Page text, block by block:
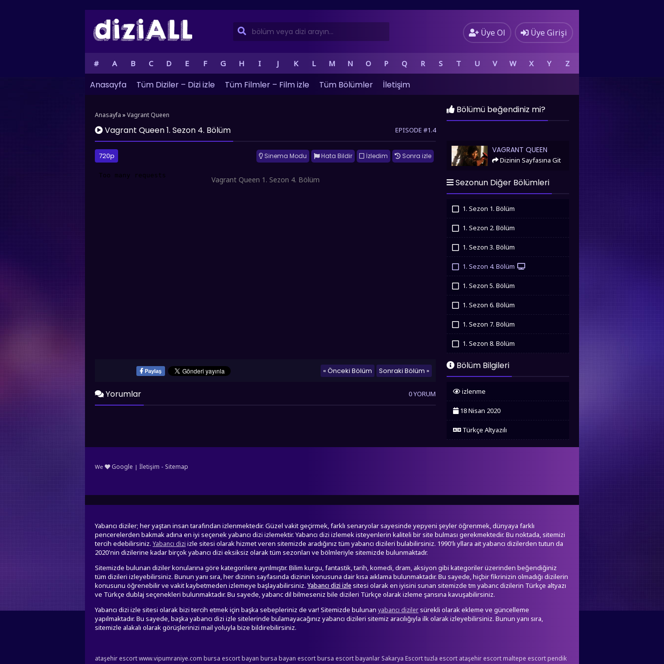
Üye Ol Üye Girişi
# A B C D E F G H I J K L M N O P Q R S T U V W X Y Z
Anasayfa Tüm Diziler – Dizi izle Tüm Filmler – Film izle Tüm Bölümler İletişim
Anasayfa »Vagrant Queen
Vagrant Queen 1. Sezon 4. Bölüm EPISODE #1.4
720p Sonra izle
İzledim
Hata Bildir
Sinema Modu
Vagrant Queen 1. Sezon 4. Bölüm
Paylaş Sonraki Bölüm »
« Önceki Bölüm
Bölümü beğendiniz mi?
Vagrant Queen VAGRANT QUEEN
Dizinin Sayfasına Git
Sezonun Diğer Bölümleri
1. Sezon 1. Bölüm
1. Sezon 2. Bölüm
1. Sezon 3. Bölüm
1. Sezon 4. Bölüm
1. Sezon 5. Bölüm
1. Sezon 6. Bölüm
1. Sezon 7. Bölüm
1. Sezon 8. Bölüm
İzledim
1. Sezon 9. Bölüm
İzledim
Bölüm Bilgileri
izlenme
18 Nisan 2020
Türkçe Altyazılı
Yorumlar 0 YORUM
We Google | İletişim - Sitemap
Yabancı diziler; her yaştan insan tarafından izlenmektedir. Güzel vakit geçirmek, farklı senaryolar sayesinde yepyeni şeyler öğrenmek, dünyaya farklı
pencerelerden bakmak adına en iyi seçenek yabancı dizi izlemektir. Yabancı dizi izlemek isteyenlerin kaliteli bir site bulması gerekmektedir. Bu noktada, sitemizi
tercih edebilirsiniz. Yabancı dizi izle sitesi olarak hizmet veren sitemizde aradığınız tüm yabancı dizileri bulabilirsiniz. 1990'lı yllara ait yabancı dizilerden tutun da
2020'nin dizilerine kadar birçok yabancı dizi eksiksiz olarak tüm sezonları ve bölmleriyle sitemizde bulunmaktadr.
Sitemizde bulunan diziler konularına göre kategorilere ayrılmıştır. Bilim kurgu, fantastik, tarih, komedi, dram, aksiyon gibi kategoriler üzerinden beğendiğiniz
tüm dizileri izleyebilirsiniz. Bunun yanı sıra, her dizinin sayfasında dizinin konusuna dair kısa aıklama bulunmaktadır. Bu sayede, hiçbir fikrinizin olmadığı dizilerin
konusunu öğrenebilir ve vakit kaybetmeden izlemeye başlayabilirsiniz. Yabancı dizi izlesitesi olarak en iyisini sunan sitemizde tm yabanc dizilerin Türkçe altyazı
ve Türkçe dublaj seçenekleri bulunmaktadır. Bu sayede, yabanc dil bilmeseniz bile dizileri Türkçe olarak izleme şansına kavuşabilirsiniz.
Yabancı dizi izle sitesi olarak bizi tercih etmek için başka sebepleriniz de var! Sitemizde bulunan yabancı dizilersürekli olarak ekleme ve güncelleme
yapılmaktadır. Bu sayede, başka yabancı dizi izle sitelerinde bulamayacağınız yabancı dizileri sitemiz aracılığıyla ilk olarak izleyebilirsiniz. Bunun yanı sıra,
sitemizle alakalı olarak görüşlerinizi mail yoluyla bize bildirebilirsiniz.
ataşehir escortwww.vipumraniye.com bursa escort bayan bursa bayan escortbursa escort bayanlar Sakarya Escorttuzla escort ataşehir escortmaltepe escortpendik